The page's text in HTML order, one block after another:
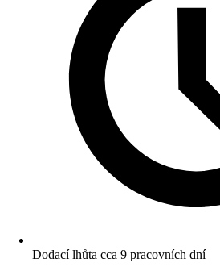
Dodací lhůta cca 9 pracovních dní